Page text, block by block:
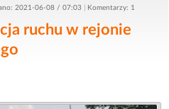
2021-06-08 / 07:03 Komentarzy: 1
ruchu w rejonie